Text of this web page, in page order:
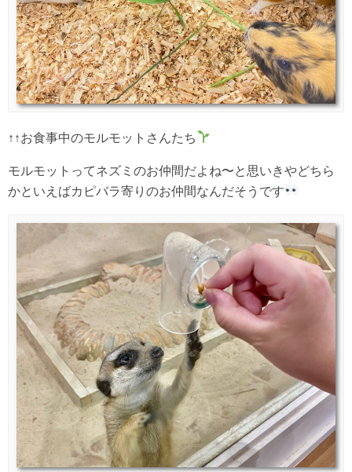
↑↑お食事中のモルモットさんたち
モルモットってネズミのお仲間だよね〜と思いきやどちら
かといえばカピバラ寄りのお仲間なんだそうです